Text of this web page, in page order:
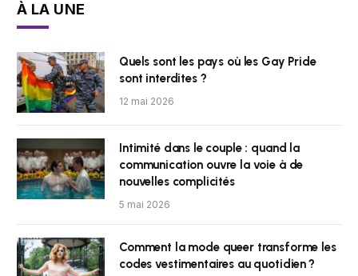
À LA UNE
Quels sont les pays où les Gay Pride
sont interdites ?
12 mai 2026
Intimité dans le couple : quand la
communication ouvre la voie à de
nouvelles complicités
5 mai 2026
Comment la mode queer transforme les
codes vestimentaires au quotidien ?